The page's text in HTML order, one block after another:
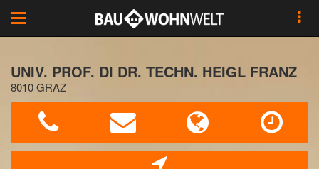
Toggle
navigation
UNIV. PROF. DI DR. TECHN. HEIGL FRANZ
8010 GRAZ